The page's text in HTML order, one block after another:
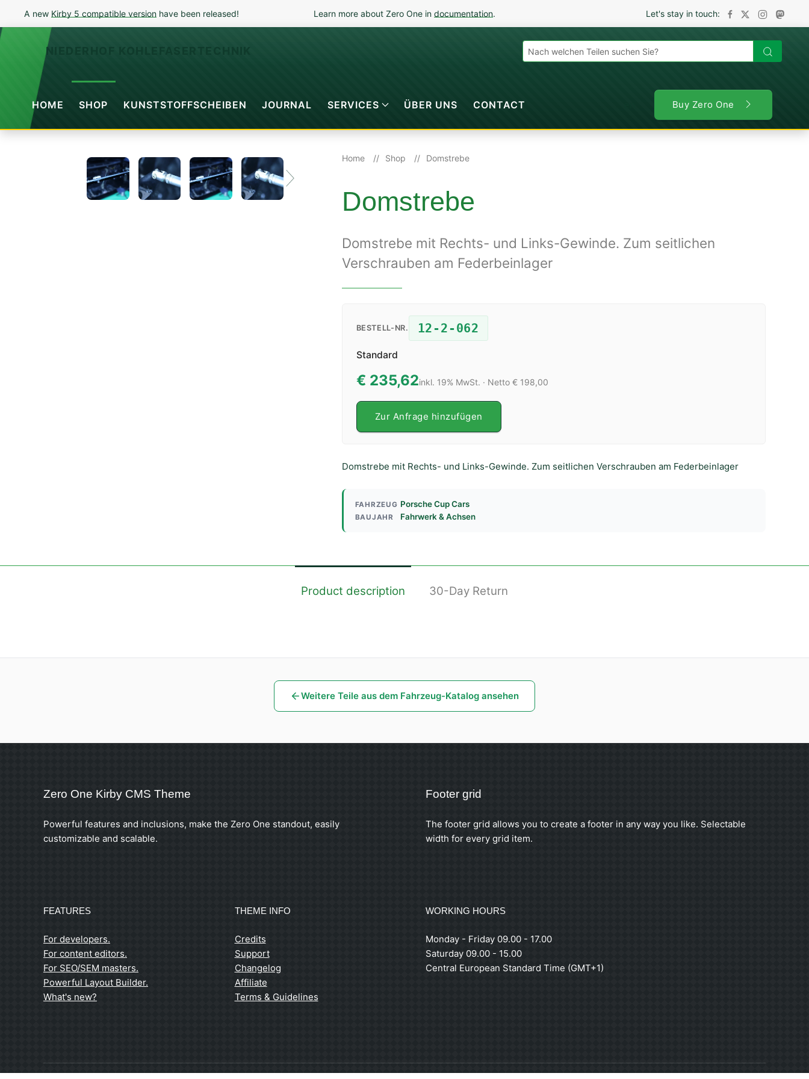
A new Kirby 5 compatible version have been released! Learn more about Zero One in documentation. Let's stay in touch:
NIEDERHOF KOHLEFASERTECHNIK
HOME SHOP KUNSTSTOFFSCHEIBEN JOURNAL SERVICES ÜBER UNS CONTACT Buy Zero One
Home Shop Domstrebe
Domstrebe
Domstrebe mit Rechts- und Links-Gewinde. Zum seitlichen
Verschrauben am Federbeinlager
BESTELL-NR. 12-2-062
Standard
€ 235,62inkl. 19% MwSt. · Netto € 198,00
Zur Anfrage hinzufügen
Domstrebe mit Rechts- und Links-Gewinde. Zum seitlichen Verschrauben am Federbeinlager
FAHRZEUG Porsche Cup Cars
BAUJAHR Fahrwerk & Achsen
Product description 30-Day Return
Weitere Teile aus dem Fahrzeug-Katalog ansehen
Zero One Kirby CMS Theme
Powerful features and inclusions, make the Zero One standout, easily
customizable and scalable.
Footer grid
The footer grid allows you to create a footer in any way you like. Selectable
width for every grid item.
FEATURES
For developers.
For content editors.
For SEO/SEM masters.
Powerful Layout Builder.
What's new?
THEME INFO
Credits
Support
Changelog
Affiliate
Terms & Guidelines
WORKING HOURS
Monday - Friday 09.00 - 17.00
Saturday 09.00 - 15.00
Central European Standard Time (GMT+1)